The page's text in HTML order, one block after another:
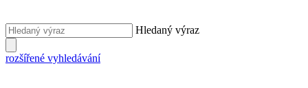
Hledaný výraz
rozšířené vyhledávání